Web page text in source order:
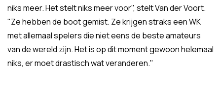
niks meer. Het stelt niks meer voor", stelt Van der Voort.
"Ze hebben de boot gemist. Ze krijgen straks een WK
met allemaal spelers die niet eens de beste amateurs
van de wereld zijn. Het is op dit moment gewoon helemaal
niks, er moet drastisch wat veranderen."